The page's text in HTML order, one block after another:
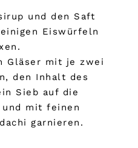
und den Saft
Eiswürfeln
Gläser mit je zwei
den Inhalt des
Sieb auf die
mit feinen
garnieren.